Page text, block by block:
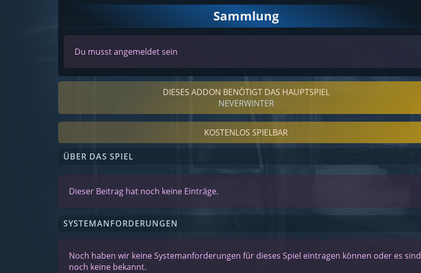
Sammlung
Du musst angemeldet sein
DIESES ADDON BENÖTIGT DAS HAUPTSPIEL
NEVERWINTER
KOSTENLOS SPIELBAR
ÜBER DAS SPIEL
Dieser Beitrag hat noch keine Einträge.
SYSTEMANFORDERUNGEN
Noch haben wir keine Systemanforderungen für dieses Spiel eintragen können oder es sind
noch keine bekannt.